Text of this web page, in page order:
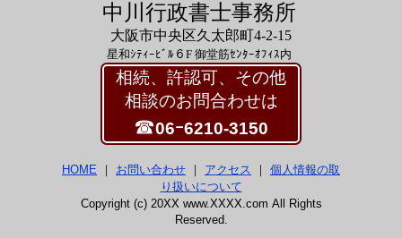
中川行政書士事務所
大阪市中央区久太郎町4-2-15
星和ｼﾃｨｰﾋﾞﾙ６F 御堂筋ｾﾝﾀｰｵﾌｨｽ内
相続、許認可、その他
相談のお問合わせは
☎06ｰ6210-3150
HOME ｜ お問い合わせ ｜ アクセス ｜ 個人情報の取
り扱いについて
Copyright (c) 20XX www.XXXX.com All Rights
Reserved.